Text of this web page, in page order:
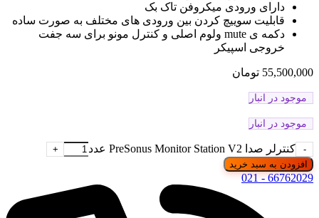
دارای ورودی میکروفن تاک بک
قابلیت سوییچ کردن بین ورودی های مختلف به صورت ساده
دکمه ی mute ولوم اصلی و کنترل مونو برای سه جفت
خروجی اسپیکر
55,500,000 تومان
موجود در انبار
موجود در انبار
کنترلر صدا PreSonus Monitor Station V2 عدد
افزودن به سبد خرید
66762029 - 021